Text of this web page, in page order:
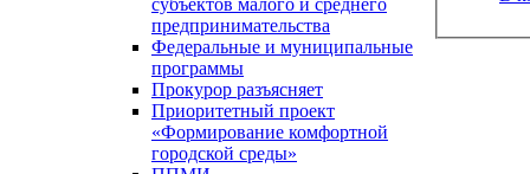
субъектов малого и среднего
предпринимательства
Федеральные и муниципальные
программы
Прокурор разъясняет
Приоритетный проект
«Формирование комфортной
городской среды»